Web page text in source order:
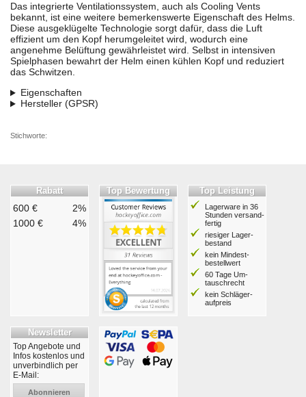
Das integrierte Ventilationssystem, auch als Cooling Vents
bekannt, ist eine weitere bemerkenswerte Eigenschaft des Helms.
Diese ausgeklügelte Technologie sorgt dafür, dass die Luft
effizient um den Kopf herumgeleitet wird, wodurch eine
angenehme Belüftung gewährleistet wird. Selbst in intensiven
Spielphasen bewahrt der Helm einen kühlen Kopf und reduziert
das Schwitzen.
Eigenschaften
Hersteller (GPSR)
Stichworte:
Rabatt
600 €
2%
1000 €
4%
Top Bewertung Top Leistung
Lagerware in 36
Stunden ver­sand­
fertig
riesiger Lager­
bestand
kein Mindest­
bestell­wert
60 Tage Um­
tausch­recht
kein Schläger­
aufpreis
Newsletter
Top Angebote und
Infos kostenlos und
unverbindlich per
E-Mail:
Abonnieren